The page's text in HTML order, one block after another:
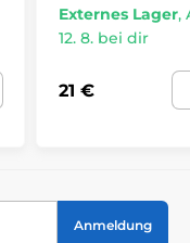
Externes Lager,
12. 8. bei dir
21 €
Anmeldung